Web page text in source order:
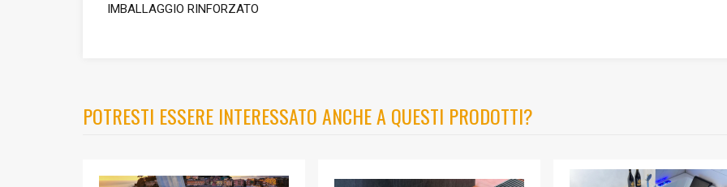
IMBALLAGGIO RINFORZATO
POTRESTI ESSERE INTERESSATO ANCHE A QUESTI PRODOTTI?